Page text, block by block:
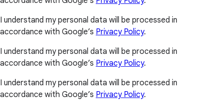
I understand my personal data will be processed in
accordance with Google’s Privacy Policy.
I understand my personal data will be processed in
accordance with Google’s Privacy Policy.
I understand my personal data will be processed in
accordance with Google’s Privacy Policy.